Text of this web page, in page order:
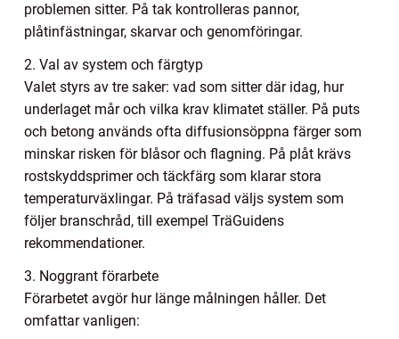
problemen sitter. På tak kontrolleras pannor,
plåtinfästningar, skarvar och genomföringar.
2. Val av system och färgtyp
Valet styrs av tre saker: vad som sitter där idag, hur
underlaget mår och vilka krav klimatet ställer. På puts
och betong används ofta diffusionsöppna färger som
minskar risken för blåsor och flagning. På plåt krävs
rostskyddsprimer och täckfärg som klarar stora
temperaturväxlingar. På träfasad väljs system som
följer branschråd, till exempel TräGuidens
rekommendationer.
3. Noggrant förarbete
Förarbetet avgör hur länge målningen håller. Det
omfattar vanligen: